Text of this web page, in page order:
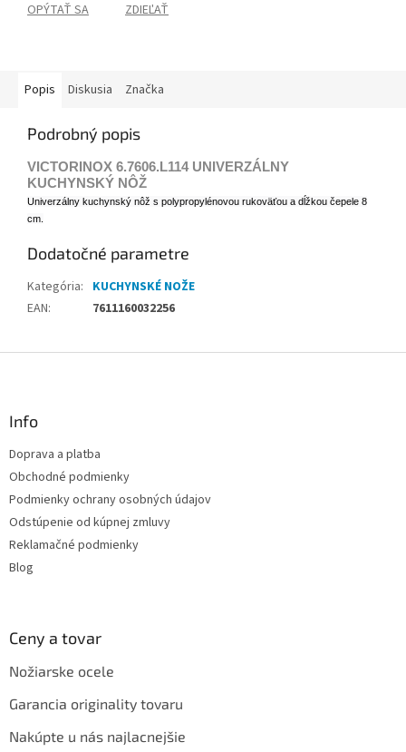
OPÝTAŤ SA ZDIEĽAŤ
Popis Diskusia Značka
Podrobný popis
VICTORINOX 6.7606.L114 UNIVERZÁLNY
KUCHYNSKÝ NÔŽ
Univerzálny kuchynský nôž s polypropylénovou rukoväťou a dĺžkou čepele 8
cm.
Dodatočné parametre
Kategória: KUCHYNSKÉ NOŽE
EAN: 7611160032256
Info
Doprava a platba
Obchodné podmienky
Podmienky ochrany osobných údajov
Odstúpenie od kúpnej zmluvy
Reklamačné podmienky
Blog
Ceny a tovar
Nožiarske ocele
Garancia originality tovaru
Nakúpte u nás najlacnejšie